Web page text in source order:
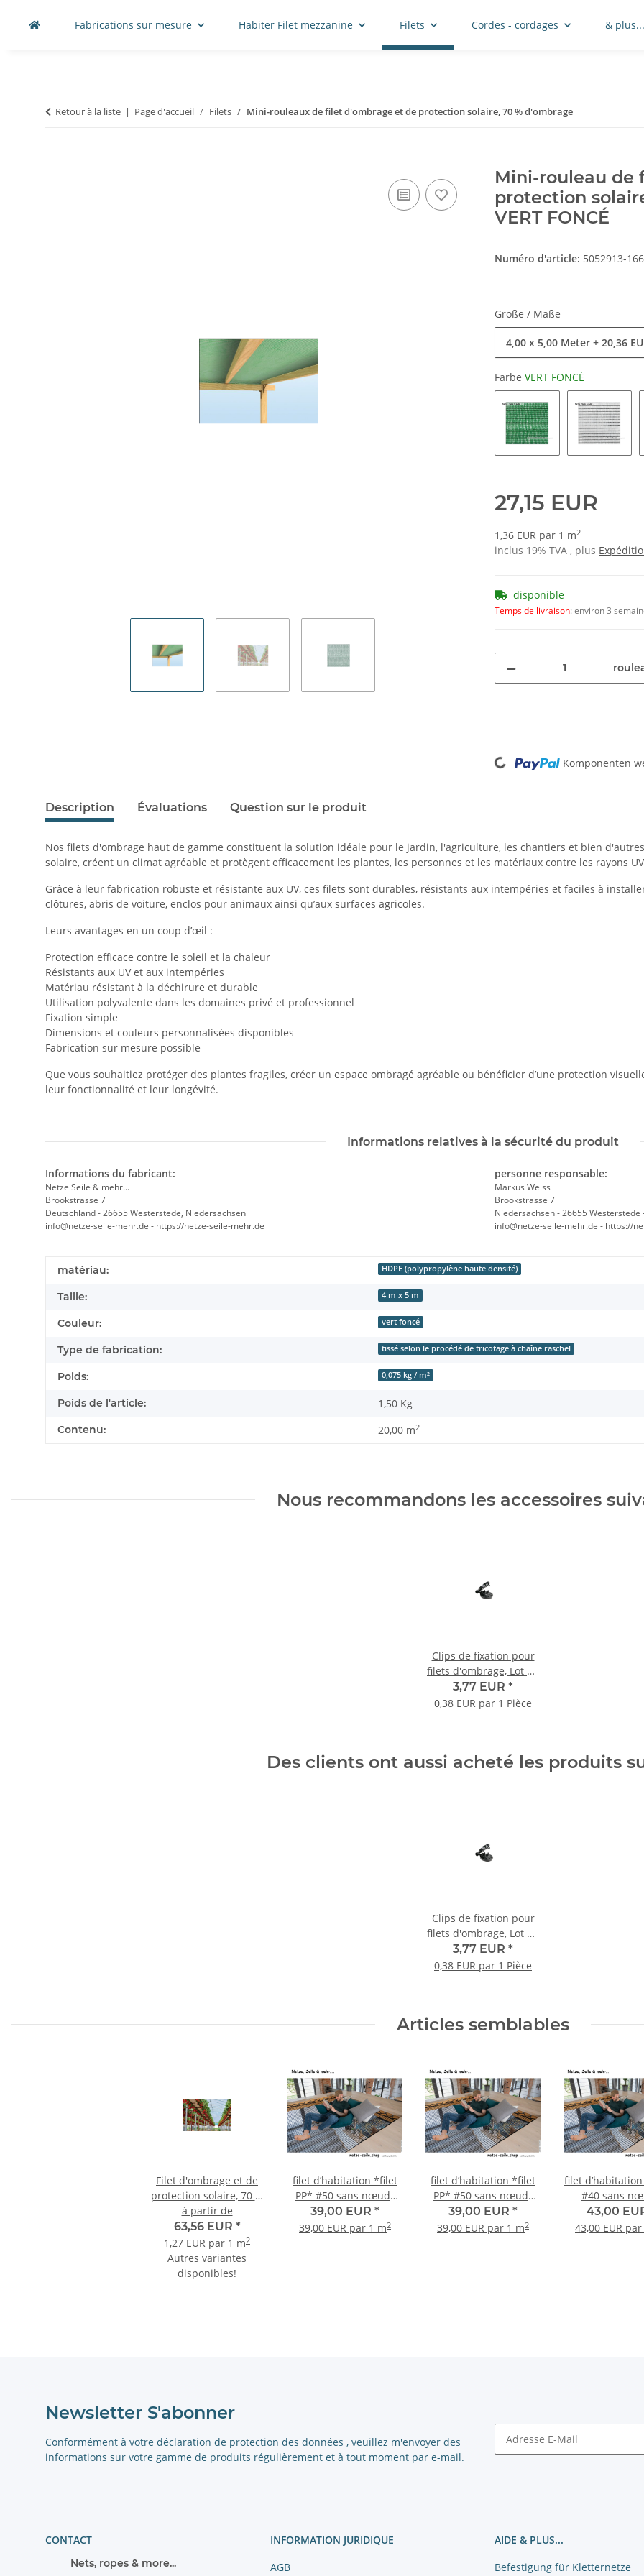
Fabrications sur mesure Habiter Filet mezzanine Filets Cordes - cordages & plus...
Retour à la liste Page d'accueil Filets Mini-rouleaux de filet d'ombrage et de protection solaire, 70 % d'ombrage
Mini-rouleau de
protection
VERT FONCÉ
Numéro d'article: 5052913-
Größe / Maße
4,00 x 5,00 Meter + 20,36
Farbe VERT FONCÉ
27,15 EUR
1,36 EUR par 1 m2
inclus 19% TVA , plus
disponible
Temps de livraison:environ 3
Loading... Komponenten
Description Évaluations Question sur le produit
Nos filets d'ombrage haut de gamme constituent la solution idéale pour le jardin, l'agriculture, les chantiers et bien
solaire, créent un climat agréable et protègent efficacement les plantes, les personnes et les matériaux contre les rayons
Grâce à leur fabrication robuste et résistante aux UV, ces filets sont durables, résistants aux intempéries et faciles à
clôtures, abris de voiture, enclos pour animaux ainsi qu’aux surfaces agricoles.
Leurs avantages en un coup d’œil :
Protection efficace contre le soleil et la chaleur
Résistants aux UV et aux intempéries
Matériau résistant à la déchirure et durable
Utilisation polyvalente dans les domaines privé et professionnel
Fixation simple
Dimensions et couleurs personnalisées disponibles
Fabrication sur mesure possible
Que vous souhaitiez protéger des plantes fragiles, créer un espace ombragé agréable ou bénéficier d’une protection
leur fonctionnalité et leur longévité.
Informations relatives à la sécurité du produit
Informations du fabricant:
Netze Seile & mehr...
Brookstrasse 7
Deutschland - 26655 Westerstede, Niedersachsen
info@netze-seile-mehr.de - https://netze-seile-mehr.de
personne responsable:
Markus Weiss
Brookstrasse 7
Niedersachsen - 26655 Westerstede
info@netze-seile-mehr.de - https://
#productDetails.itemInformation#
#productDetails.itemValue#
matériau: HDPE (polypropylène haute densité)
Taille: 4 m x 5 m
Couleur: vert foncé
Type de fabrication: tissé selon le procédé de tricotage à chaîne raschel
Poids: 0,075 kg / m²
Poids de l'article: 1,50 Kg
Contenu: 20,00 m2
Nous recommandons les accessoires
Clips de fixation pour
filets d'ombrage, Lot de
10 pièces
3,77 EUR *
0,38 EUR par 1 Pièce
Des clients ont aussi acheté les produits
Clips de fixation pour
filets d'ombrage, Lot de
10 pièces
3,77 EUR *
0,38 EUR par 1 Pièce
Articles semblables
Filet d'ombrage et de
protection solaire, 70 %
d'ombrage
à partir de
63,56 EUR *
1,27 EUR par 1 m2
Autres variantes
disponibles!
filet d’habitation *filet
PP* #50 sans nœuds
Quadrilatè
39,00 EUR *
39,00 EUR par 1 m2
filet d’habitation *filet
PP* #50 sans nœuds
carré
39,00 EUR *
39,00 EUR par 1 m2
filet
#40 sans
triangle
43,00
43,00 EUR
Newsletter S'abonner
Conformément à votre déclaration de protection des données , veuillez m'envoyer des
informations sur votre gamme de produits régulièrement et à tout moment par e-mail.
CONTACT
Nets, ropes & more...
INFORMATION JURIDIQUE
AGB
AIDE & PLUS...
Befestigung für Kletternetze